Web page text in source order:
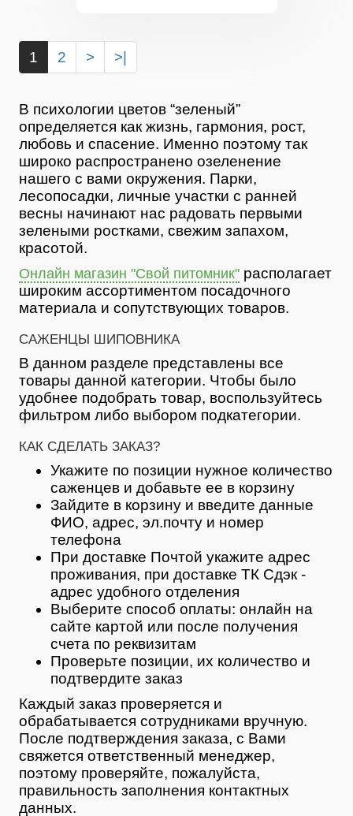
1 2 > >|
В психологии цветов “зеленый”
определяется как жизнь, гармония, рост,
любовь и спасение. Именно поэтому так
широко распространено озеленение
нашего с вами окружения. Парки,
лесопосадки, личные участки с ранней
весны начинают нас радовать первыми
зелеными ростками, свежим запахом,
красотой.
Онлайн магазин "Свой питомник" располагает
широким ассортиментом посадочного
материала и сопутствующих товаров.
САЖЕНЦЫ ШИПОВНИКА
В данном разделе представлены все
товары данной категории. Чтобы было
удобнее подобрать товар, воспользуйтесь
фильтром либо выбором подкатегории.
КАК СДЕЛАТЬ ЗАКАЗ?
Укажите по позиции нужное количество
саженцев и добавьте ее в корзину
Зайдите в корзину и введите данные
ФИО, адрес, эл.почту и номер
телефона
При доставке Почтой укажите адрес
проживания, при доставке ТК Сдэк -
адрес удобного отделения
Выберите способ оплаты: онлайн на
сайте картой или после получения
счета по реквизитам
Проверьте позиции, их количество и
подтвердите заказ
Каждый заказ проверяется и
обрабатывается сотрудниками вручную.
После подтверждения заказа, с Вами
свяжется ответственный менеджер,
поэтому проверяйте, пожалуйста,
правильность заполнения контактных
данных.